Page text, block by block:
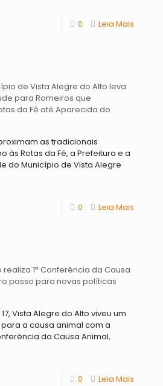
0 Leia Mais
de Vista Alegre do Alto leva
para Romeiros que
da Fé até Aparecida do
as tradicionais
às Rotas da Fé, a Prefeitura e a
do Município de Vista Alegre
0 Leia Mais
1ª Conferência da Causa
passo para novas políticas
Vista Alegre do Alto viveu um
a causa animal com a
da Causa Animal,
0 Leia Mais